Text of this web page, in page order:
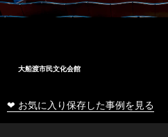
大船渡市民文化会館
❤ お気に入り保存した事例を見る